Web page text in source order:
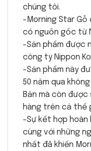
chúng tôi.
-Morning Star Gỗ
có nguồn gốc từ
-Sản phẩm được
công ty Nippon
-Sản phẩm này
50 năm qua
Bản mà còn
hàng trên cả thế
-Sự kết hợp hoàn
cùng với những
nhất đã khiến